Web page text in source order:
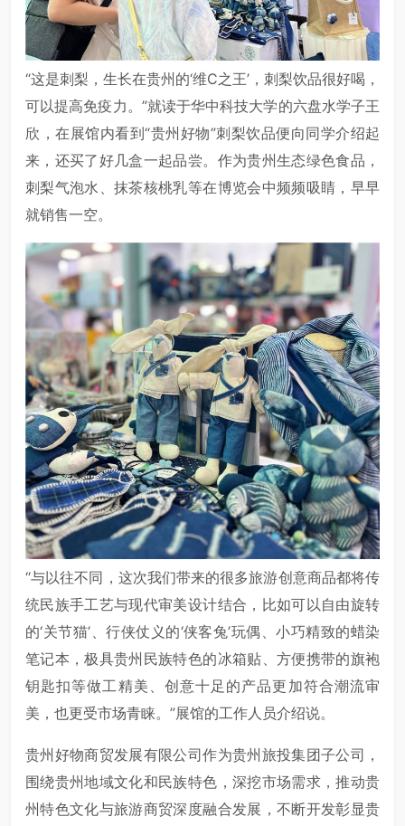
“这是刺梨，生长在贵州的‘维C之王’，刺梨饮品很好喝，
可以提高免疫力。”就读于华中科技大学的六盘水学子王
欣，在展馆内看到“贵州好物”刺梨饮品便向同学介绍起
来，还买了好几盒一起品尝。作为贵州生态绿色食品，
刺梨气泡水、抹茶核桃乳等在博览会中频频吸睛，早早
就销售一空。
“与以往不同，这次我们带来的很多旅游创意商品都将传
统民族手工艺与现代审美设计结合，比如可以自由旋转
的‘关节猫’、行侠仗义的‘侠客兔’玩偶、小巧精致的蜡染
笔记本，极具贵州民族特色的冰箱贴、方便携带的旗袍
钥匙扣等做工精美、创意十足的产品更加符合潮流审
美，也更受市场青睐。”展馆的工作人员介绍说。
贵州好物商贸发展有限公司作为贵州旅投集团子公司，
围绕贵州地域文化和民族特色，深挖市场需求，推动贵
州特色文化与旅游商贸深度融合发展，不断开发彰显贵